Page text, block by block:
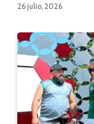
26 julio, 2026